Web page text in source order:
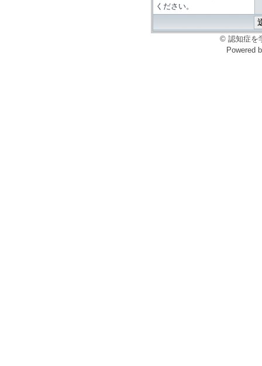
ください。
© 認知症を
Powered